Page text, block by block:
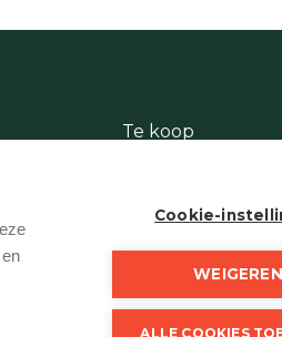
Te koop
Stukje
Cookie-
WEIGEREN
ALLE COOKIES